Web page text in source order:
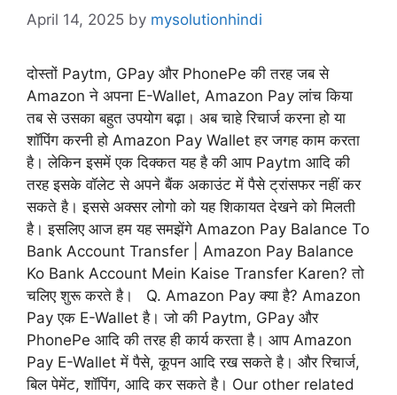
April 14, 2025 by mysolutionhindi
दोस्तों Paytm, GPay और PhonePe की तरह जब से
Amazon ने अपना E-Wallet, Amazon Pay लांच किया
तब से उसका बहुत उपयोग बढ़ा। अब चाहे रिचार्ज करना हो या
शॉपिंग करनी हो Amazon Pay Wallet हर जगह काम करता
है। लेकिन इसमें एक दिक्कत यह है की आप Paytm आदि की
तरह इसके वॉलेट से अपने बैंक अकाउंट में पैसे ट्रांसफर नहीं कर
सकते है। इससे अक्सर लोगो को यह शिकायत देखने को मिलती
है। इसलिए आज हम यह समझेंगे Amazon Pay Balance To
Bank Account Transfer | Amazon Pay Balance
Ko Bank Account Mein Kaise Transfer Karen? तो
चलिए शुरू करते है। Q. Amazon Pay क्या है? Amazon
Pay एक E-Wallet है। जो की Paytm, GPay और
PhonePe आदि की तरह ही कार्य करता है। आप Amazon
Pay E-Wallet में पैसे, कूपन आदि रख सकते है। और रिचार्ज,
बिल पेमेंट, शॉपिंग, आदि कर सकते है। Our other related